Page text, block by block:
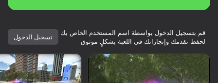
تدوير الجهاز
هذه اللعبة تدعم اتجاه المناظر الطبيعية
فقط
قم بتسجيل الدخول بواسطة اسم المستخدم الخاص بك
لحفظ تقدمك وإنجازاتك في اللعبة بشكلٍ موثوق
تسجيل الدخول